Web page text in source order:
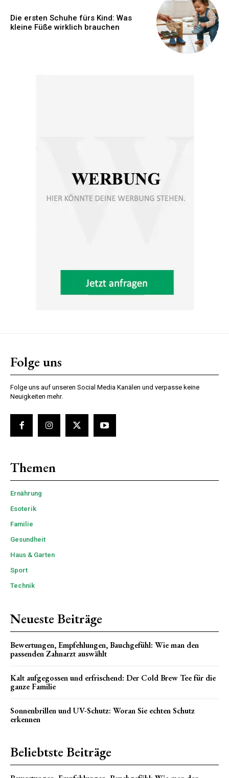
Die ersten Schuhe fürs Kind: Was
kleine Füße wirklich brauchen
Folge uns
Folge uns auf unseren Social Media Kanälen und verpasse keine
Neuigkeiten mehr.
Themen
Ernährung
Esoterik
Familie
Gesundheit
Haus & Garten
Sport
Technik
Neueste Beiträge
Bewertungen, Empfehlungen, Bauchgefühl: Wie man den
passenden Zahnarzt auswählt
Kalt aufgegossen und erfrischend: Der Cold Brew Tee für die
ganze Familie
Sonnenbrillen und UV-Schutz: Woran Sie echten Schutz
erkennen
Beliebtste Beiträge